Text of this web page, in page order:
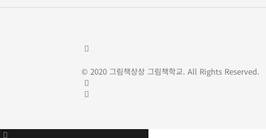
© 2020 그림책상상 그림책학교. All Rights Reserved.